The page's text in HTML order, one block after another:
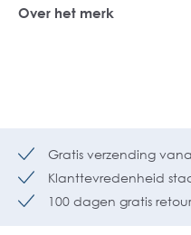
Over het merk
Gratis verzending
Klanttevredenheid
100 dagen gratis